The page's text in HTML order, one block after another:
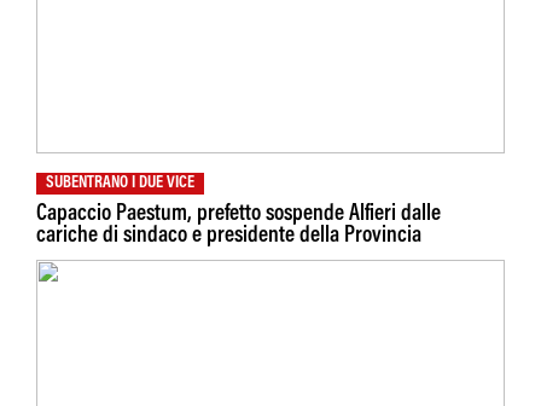
SUBENTRANO I DUE VICE
Capaccio Paestum, prefetto sospende Alfieri dalle
cariche di sindaco e presidente della Provincia